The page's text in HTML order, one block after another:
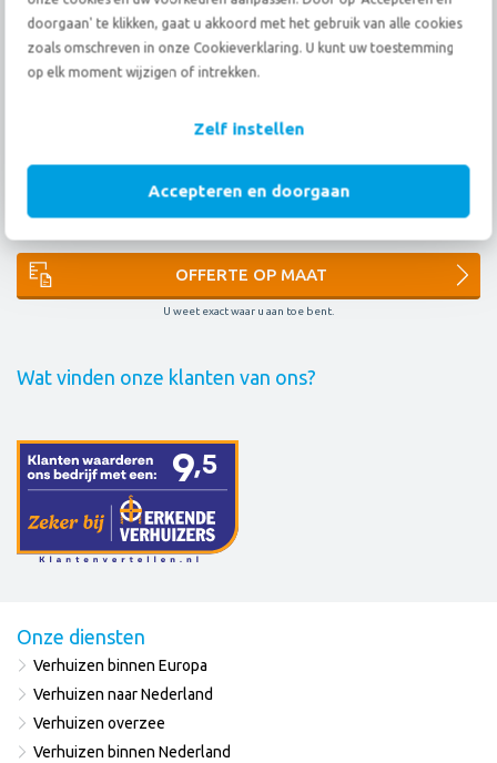
doorgaan' te klikken, gaat u akkoord met het gebruik van alle cookies
zoals omschreven in onze Cookieverklaring. U kunt uw toestemming
op elk moment wijzigen of intrekken.
Zelf instellen
Accepteren en doorgaan
FAIM AEO 9001 14001 OMNI
ARPN EURA IAM
PRIJSINDICATIE
OFFERTE OP MAAT
U weet exact waar u aan toe bent.
Wat vinden onze klanten van ons?
Onze diensten
Verhuizen binnen Europa
Verhuizen naar Nederland
Verhuizen overzee
Verhuizen binnen Nederland